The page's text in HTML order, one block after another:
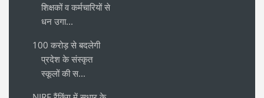
शिक्षकों व कर्मचारियों से
धन उगा...
100 करोड़ से बदलेगी
प्रदेश के संस्कृत
स्कूलों की स...